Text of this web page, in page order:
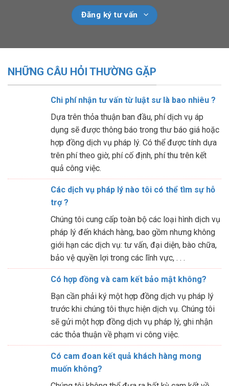
Đăng ký tư vấn
NHỮNG CÂU HỎI THƯỜNG GẶP
Chi phí nhận tư vấn từ luật sư là bao nhiêu ?
Dựa trên thỏa thuận ban đầu, phí dịch vụ áp
dụng sẽ được thông báo trong thư báo giá hoặc
hợp đồng dịch vụ pháp lý. Có thể được tính dựa
trên phí theo giờ, phí cố định, phí thu trên kết
quả công việc.
Các dịch vụ pháp lý nào tôi có thể tìm sự hỗ
trợ ?
Chúng tôi cung cấp toàn bộ các loại hình dịch vụ
pháp lý đến khách hàng, bao gồm nhưng không
giới hạn các dịch vụ: tư vấn, đại diện, bào chữa,
bảo vệ quyền lợi trong các lĩnh vực, . . .
Có hợp đồng và cam kết bảo mật không?
Bạn cần phải ký một hợp đồng dịch vụ pháp lý
trước khi chúng tôi thực hiện dịch vụ. Chúng tôi
sẽ gửi một hợp đồng dịch vụ pháp lý, ghi nhận
các thỏa thuận về phạm vi công việc.
Có cam đoan kết quả khách hàng mong
muốn không?